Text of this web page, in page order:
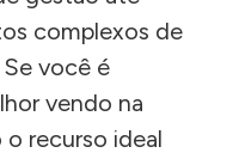
complexos de
você é
vendo na
o recurso ideal